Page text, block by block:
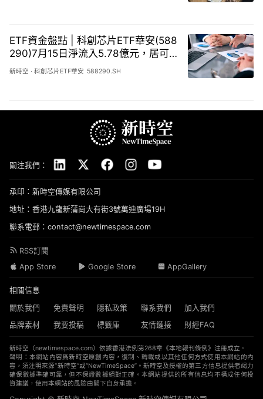
ETF資金盤點 | 科創芯片ETF華安(588
290)7月15日淨流入5.78億元，居可
比基金前二
新時空 ·科創芯片ETF華安 588290.SH
關注我們：
承印：新時空傳媒有限公司
地址：香港九龍新蒲崗大有街3號萬迪廣場19H
聯系電郵：contact@newtimespace.com
RSS訂閱
App Store
Google Store AppGallery
相關信息
關於我們
免責聲明 隱私政策 聯系我們
加入我們
品牌素材
我要投稿 標籤庫 友情鏈接 財經FAQ
新時空（newtimespace.com）依據香港法例第268章《本地報刊條例》注冊成立。
聲明：本網站內容爲新時空原創內容，復制、轉載或以其他任何方式使用本網站的內
容，須注明來源“新時空”或“NewTimeSpace”。新時空及授權的第三方信息提供者竭力
確保數據準確可靠，但不保證數據絕對正確。本網站提供的所有信息均不構成任何投
資建議，使用本網站的風險由閣下自身承擔。